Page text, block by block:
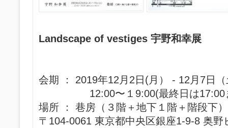
Landscape of vestiges 宇野和幸展
会期 ： 2019年12月2日(月） - 12月7日（
12:00〜１9:00(最終日は17:00
場所 ： 巷房（３階＋地下１階＋階段下）
〒104-0061 東京都中央区銀座1-9-8 奥野